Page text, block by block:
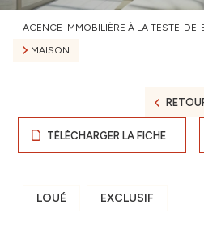
AGENCE IMMOBILIÈRE À LA TESTE-DE-
MAISON
TÉLÉCHARGER LA FICHE
LOUÉ EXCLUSIF